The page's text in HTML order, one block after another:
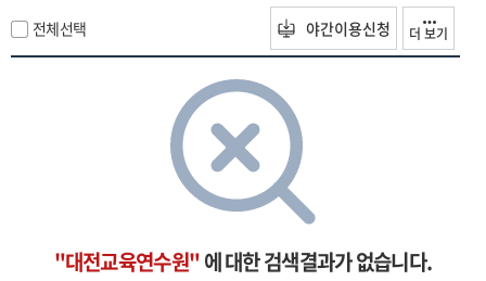
전체선택 야간이용신청 더 보기
"대전교육연수원"에 대한 검색결과가 없습니다.